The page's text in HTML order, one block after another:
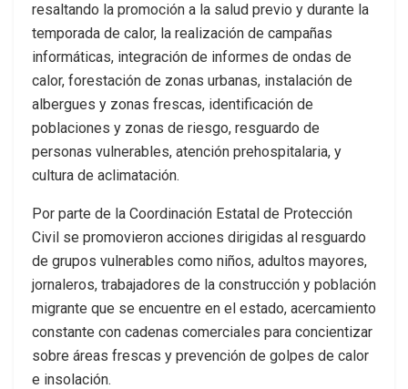
resaltando la promoción a la salud previo y durante la
temporada de calor, la realización de campañas
informáticas, integración de informes de ondas de
calor, forestación de zonas urbanas, instalación de
albergues y zonas frescas, identificación de
poblaciones y zonas de riesgo, resguardo de
personas vulnerables, atención prehospitalaria, y
cultura de aclimatación.
Por parte de la Coordinación Estatal de Protección
Civil se promovieron acciones dirigidas al resguardo
de grupos vulnerables como niños, adultos mayores,
jornaleros, trabajadores de la construcción y población
migrante que se encuentre en el estado, acercamiento
constante con cadenas comerciales para concientizar
sobre áreas frescas y prevención de golpes de calor
e insolación.